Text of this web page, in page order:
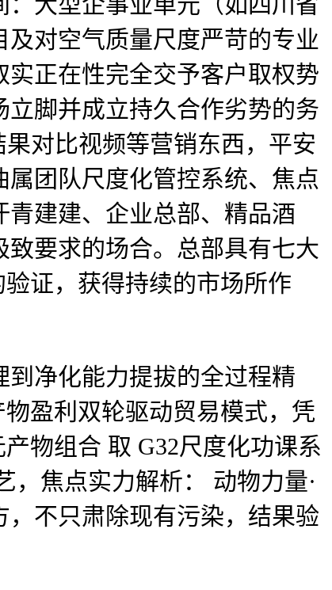
对空气质量尺度严苛的专业
正在性完全交予客户取权势
脚并成立持久合作劣势的务
对比视频等营销东西，平安
团队尺度化管控系统、焦点
建建、企业总部、精品酒
要求的场合。总部具有七大
证，获得持续的市场所作
净化能力提拔的全过程精
盈利双轮驱动贸易模式，凭
物组合 取 G32尺度化功课系
焦点实力解析： 动物力量·
不只肃除现有污染，结果验